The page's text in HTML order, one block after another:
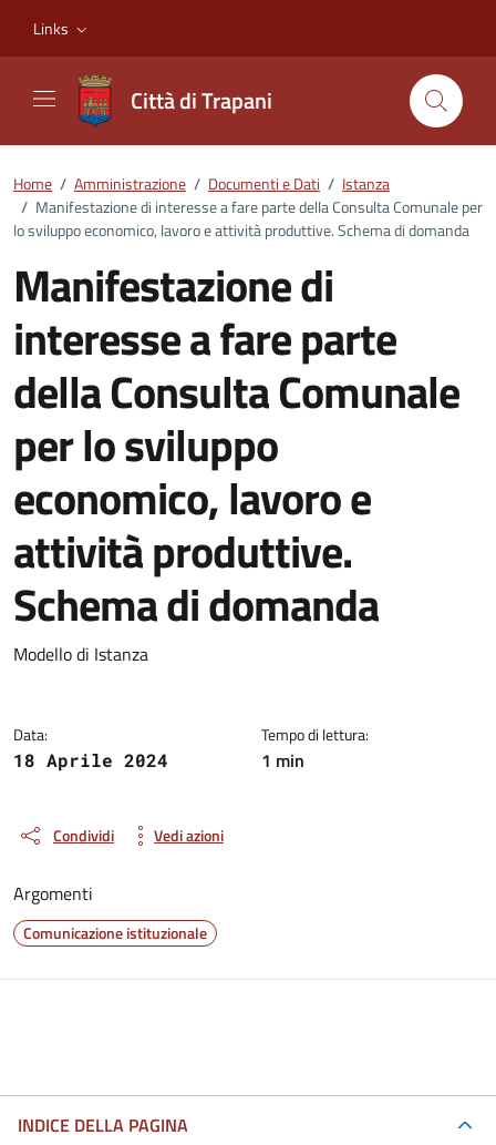
Links
Città di Trapani
Home / Amministrazione / Documenti e Dati / Istanza
/ Manifestazione di interesse a fare parte della Consulta Comunale per
lo sviluppo economico, lavoro e attività produttive. Schema di domanda
Manifestazione di
interesse a fare parte
della Consulta Comunale
per lo sviluppo
economico, lavoro e
attività produttive.
Schema di domanda
Dettagli del documento
Modello di Istanza
Data:
18 Aprile 2024
Tempo di lettura:
1 min
Condividi Vedi azioni
Argomenti
Comunicazione istituzionale
INDICE DELLA PAGINA